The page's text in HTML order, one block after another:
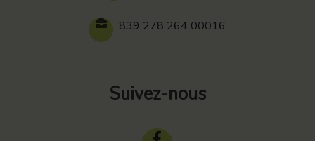
839 278 264 00016
Suivez-nous